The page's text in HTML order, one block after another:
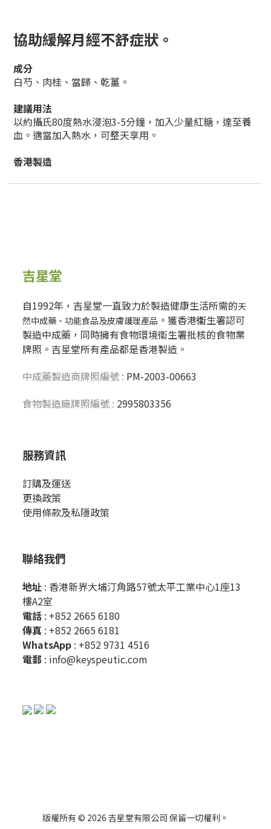
協助緩解月經不舒症狀 。
成分
白芍、肉桂、當歸、乾薑。
建議用法
以約攝氏80度熱水浸泡3-5分鐘 ，加入少量紅糖，達至養
血 。適當加入熱水，可整天享用。
香港製造
吉星堂
自1992年，吉星堂一直致力於製造健康生活所需的天
然中成藥、功能食品及皮膚護理產品 。獲香港衞生署認可
製造中成藥，同時擁有食物環境衞生署批核的食物業
牌照。吉星堂所有產品都是香港製造。
中成藥製造商牌照編號 : PM-2003-00663
食物製造廠牌照編號 : 2995803356
服務資訊
訂購及運送
更換政策
使用條款及私隱政策
聯絡我們
地址 : 香港新界大埔汀角路57號太平工業中心1座13
樓A2室
電話 : +852 2665 6180
傳真 : +852 2665 6181
WhatsApp : +852 9731 4516
電郵 : info@keyspeutic.com
版權所有 © 2026 吉星堂有限公司 保留一切權利。